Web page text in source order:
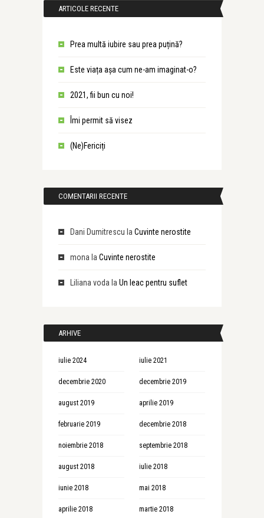
ARTICOLE RECENTE
Prea multă iubire sau prea puțină?
Este viața așa cum ne-am imaginat-o?
2021, fii bun cu noi!
Îmi permit să visez
(Ne)Fericiți
COMENTARII RECENTE
Dani Dumitrescu la Cuvinte nerostite
mona la Cuvinte nerostite
Liliana voda la Un leac pentru suflet
ARHIVE
iulie 2024 iulie 2021
decembrie 2020 decembrie 2019
august 2019 aprilie 2019
februarie 2019 decembrie 2018
noiembrie 2018 septembrie 2018
august 2018 iulie 2018
iunie 2018 mai 2018
aprilie 2018 martie 2018